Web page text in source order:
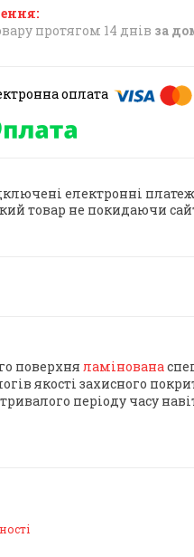
протягом 14 днів за
електронні
товар не покидаючи
поверхня ламінована
якості захисного
періоду часу